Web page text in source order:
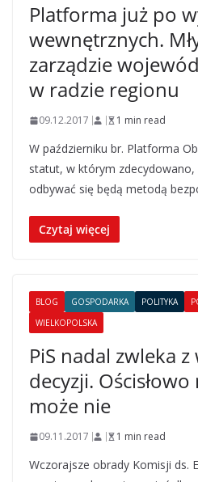
Platforma już po
wewnętrznych.
zarządzie
w radzie regionu
09.12.2017 1 min read
W październiku br. Platforma
statut, w którym
odbywać się będą metodą
Czytaj więcej
BLOG GOSPODARKA POLITYKA
WIELKOPOLSKA
PiS nadal zwleka
decyzji.
może nie
09.11.2017 1 min read
Wczorajsze obrady Komisji ds.